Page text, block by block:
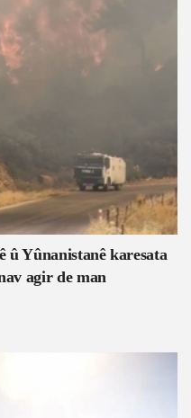
Yûnanistanê karesata
agir de man